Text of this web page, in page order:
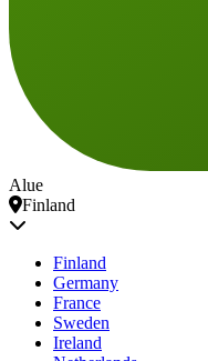
Alue
Finland
Finland
Germany
France
Sweden
Ireland